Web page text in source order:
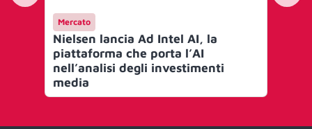
Mercato
Nielsen lancia Ad Intel AI, la
piattaforma che porta l’AI
nell’analisi degli investimenti
media